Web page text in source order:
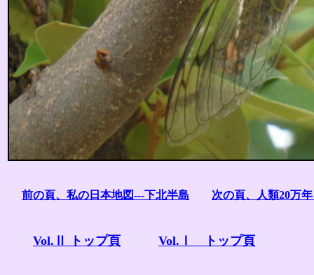
前の頁、私の日本地図---下北半島 次の頁、人類20万
Vol.Ⅱ トップ頁 Vol.Ⅰ トップ頁